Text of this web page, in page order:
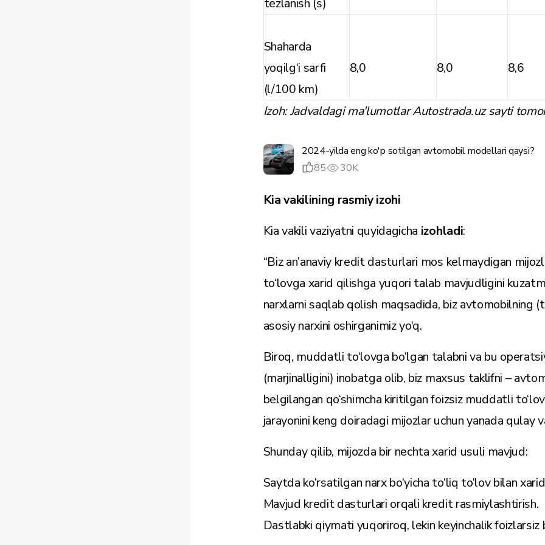
Shaharda
yoqilg‘i sarfi
(l/100 km)
8,0 8,0 8,6
Izoh: Jadvaldagi ma'lumotlar Autostrada.uz sayti
2024-yilda eng ko'p sotilgan avtomobil modellari qaysi?
85
30K
Kia vakilining rasmiy izohi
Kia vakili vaziyatni quyidagicha izohladi:
“Biz an’anaviy kredit dasturlari mos kelmaydigan
to‘lovga xarid qilishga yuqori talab mavjudligini
narxlarni saqlab qolish maqsadida, biz avtomobilning
asosiy narxini oshirganimiz yo‘q.
Biroq, muddatli to‘lovga bo‘lgan talabni va bu
(marjinalligini) inobatga olib, biz maxsus taklifni –
belgilangan qo‘shimcha kiritilgan foizsiz muddatli
jarayonini keng doiradagi mijozlar uchun yanada qulay
Shunday qilib, mijozda bir nechta xarid usuli mavjud:
Saytda ko‘rsatilgan narx bo‘yicha to‘liq to‘lov bilan
Mavjud kredit dasturlari orqali kredit rasmiylashtirish.
Dastlabki qiymati yuqoriroq, lekin keyinchalik foizlarsiz